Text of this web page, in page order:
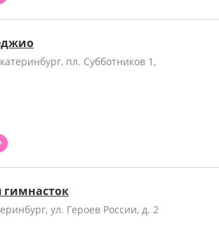
пл. Субботников 1,
гимнасток
ул. Героев России, д. 2